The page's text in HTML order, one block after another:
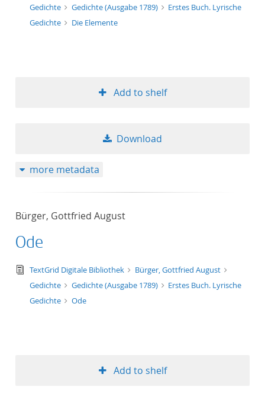
Gedichte
Gedichte (Ausgabe 1789)
Erstes Buch. Lyrische
Gedichte
Die Elemente
Add to shelf
Download
more metadata
Bürger, Gottfried August
Ode
text/tg.edition+tg.aggregation+xml
TextGrid Digitale Bibliothek
Bürger, Gottfried August
Gedichte
Gedichte (Ausgabe 1789)
Erstes Buch. Lyrische
Gedichte
Ode
Add to shelf